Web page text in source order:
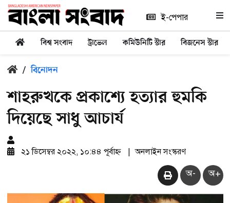
ই-পেপার
বিশ্ব সংবাদ ট্রাভেল কমিউনিটি স্টার বিজনেস স্টার
/ বিনোদন
শাহরুখকে প্রকাশ্যে হত্যার হুমকি
দিয়েছে সাধু আচার্য
২১ ডিসেম্বর ২০২২, ১০:৪৪ পূর্বাহ্ন অনলাইন সংস্করণ
অ- অ+